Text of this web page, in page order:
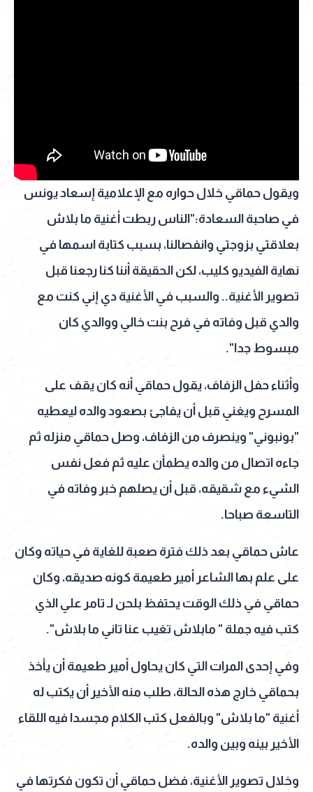
ويقول حماقي خلال حواره مع الإعلامية إسعاد يونس
في صاحبة السعادة:"الناس ربطت أغنية ما بلاش
بعلاقتي بزوجتي وانفصالنا، بسبب كتابة اسمها في
نهاية الفيديو كليب، لكن الحقيقة أننا كنا رجعنا قبل
تصوير الأغنية.. والسبب في الأغنية دي إني كنت مع
والدي قبل وفاته في فرح بنت خالي ووالدي كان
مبسوط جدا".
وأثناء حفل الزفاف، يقول حماقي أنه كان يقف على
المسرح ويغني قبل أن يفاجئ بصعود والده ليعطيه
"بونبوني" وينصرف من الزفاف، وصل حماقي منزله ثم
جاءه اتصال من والده يطمأن عليه ثم فعل نفس
الشيء مع شقيقه، قبل أن يصلهم خبر وفاته في
التاسعة صباحا.
عاش حماقي بعد ذلك فترة صعبة للغاية في حياته وكان
على علم بها الشاعر أمير طعيمة كونه صديقه، وكان
حماقي في ذلك الوقت يحتفظ بلحن لـ تامر علي الذي
كتب فيه جملة " مابلاش تغيب عنا تاني ما بلاش".
وفي إحدى المرات التي كان يحاول أمير طعيمة أن يأخذ
بحماقي خارج هذه الحالة، طلب منه الأخير أن يكتب له
أغنية "ما بلاش" وبالفعل كتب الكلام مجسدا فيه اللقاء
الأخير بينه وبين والده.
وخلال تصوير الأغنية، فضل حماقي أن تكون فكرتها في